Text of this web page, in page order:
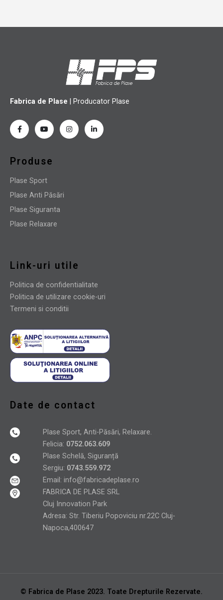
Fabrica de Plase | Producator Plase
Produse
Plase Sport
Plase Anti Păsări
Plase Siguranta
Plase Relaxare
Link-uri utile
Politica de confidentialitate
Politica de utilizare cookie-uri
Termeni si conditii
Date de contact
Plase Sport, Anti-Păsări, Relaxare.
Felicia: 0752.063.609
Plase Schelă, Siguranță
Sergiu: 0743.559.972
Email: info@fabricadeplase.ro
FABRICA DE PLASE SRL
Cluj Innovation Park
Adresa: Str. Tiberiu Popoviciu nr.22C Cluj-
Napoca,400647
© Fabrica de Plase 2023. Toate Drepturile Rezervate.